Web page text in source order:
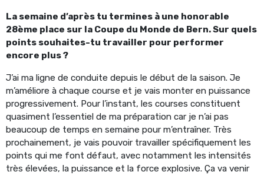
La semaine d’après tu termines à une honorable
28ème place sur la Coupe du Monde de Bern. Sur quels
points souhaites-tu travailler pour performer
encore plus ?
J’ai ma ligne de conduite depuis le début de la saison. Je
m’améliore à chaque course et je vais monter en puissance
progressivement. Pour l’instant, les courses constituent
quasiment l’essentiel de ma préparation car je n’ai pas
beaucoup de temps en semaine pour m’entraîner. Très
prochainement, je vais pouvoir travailler spécifiquement les
points qui me font défaut, avec notamment les intensités
très élevées, la puissance et la force explosive. Ça va venir